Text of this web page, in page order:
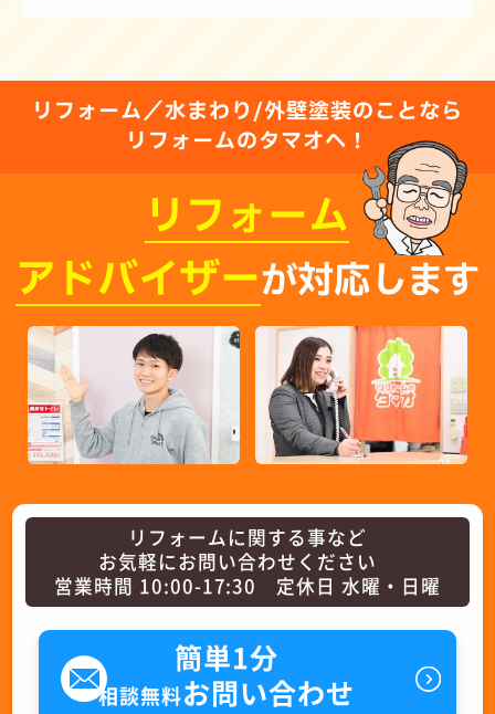
リフォーム／水まわり/外壁塗装のことなら
リフォームのタマオへ！
リフォーム
アドバイザーが対応します
リフォームに関する事など
お気軽にお問い合わせください
営業時間 10:00-17:30 定休日 水曜・日曜
簡単1分
相談無料お問い合わせ